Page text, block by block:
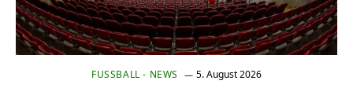
FUSSBALL - NEWS 5. August 2026